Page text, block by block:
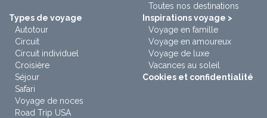
Toutes nos destinations
Types de voyage
Autotour
Circuit
Circuit individuel
Croisière
Séjour
Safari
Voyage de noces
Road Trip USA
Inspirations voyage >
Voyage en famille
Voyage en amoureux
Voyage de luxe
Vacances au soleil
Cookies et confidentialité